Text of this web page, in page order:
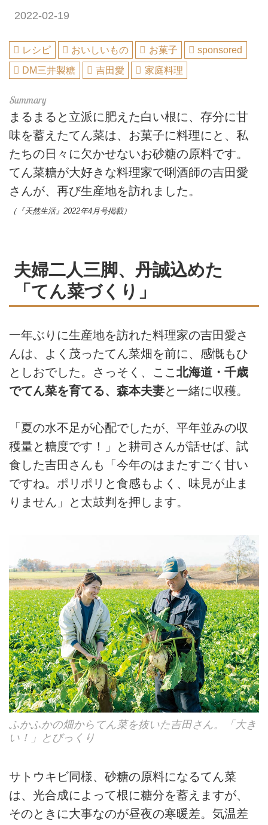
2022-02-19
レシピ おいしいもの お菓子
sponsored
DM三井製糖
吉田愛 家庭料理
まるまると立派に肥えた白い根に、存分に甘
味を蓄えたてん菜は、お菓子に料理にと、私
たちの日々に欠かせないお砂糖の原料です。
てん菜糖が大好きな料理家で唎酒師の吉田愛
さんが、再び生産地を訪れました。
（『天然生活』2022年4月号掲載）
夫婦二人三脚、丹誠込めた
「てん菜づくり」
一年ぶりに生産地を訪れた料理家の吉田愛さ
んは、よく茂ったてん菜畑を前に、感慨もひ
としおでした。さっそく、ここ 北海道・千歳
でてん菜を育てる、森本夫妻と一緒に収穫。
「夏の水不足が心配でしたが、平年並みの収
穫量と糖度です！」と耕司さんが話せば、試
食した吉田さんも「今年のはまたすごく甘い
ですね。ポリポリと食感もよく、味見が止ま
りません」と太鼓判を押します。
ふかふかの畑からてん菜を抜いた吉田さん。「大き
い！」とびっくり
サトウキビ同様、砂糖の原料になるてん菜
は、光合成によって根に糖分を蓄えますが、
そのときに大事なのが昼夜の寒暖差。気温差